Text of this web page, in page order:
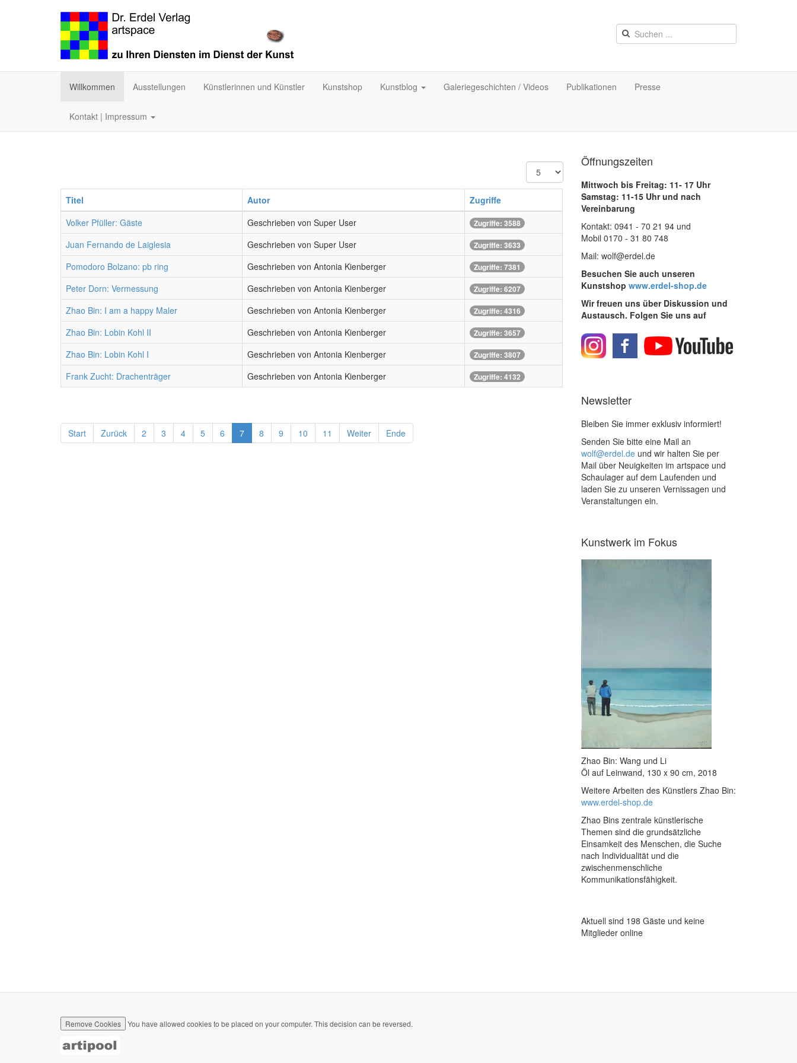
Willkommen Ausstellungen Künstlerinnen und Künstler Kunstshop Kunstblog Galeriegeschichten / Videos Publikationen Presse
Kontakt | Impressum
Anzeige
#
Titel
Autor
Zugriffe
Volker Pfüller: Gäste
Geschrieben von Super User Zugriffe: 3588
Juan Fernando de Laiglesia Geschrieben von Super User Zugriffe: 3633
Pomodoro Bolzano: pb ring Geschrieben von Antonia Kienberger Zugriffe: 7381
Peter Dorn: Vermessung Geschrieben von Antonia Kienberger Zugriffe: 6207
Zhao Bin: I am a happy Maler Geschrieben von Antonia Kienberger Zugriffe: 4316
Zhao Bin: Lobin Kohl II Geschrieben von Antonia Kienberger Zugriffe: 3657
Zhao Bin: Lobin Kohl I Geschrieben von Antonia Kienberger Zugriffe: 3807
Frank Zucht: Drachenträger Geschrieben von Antonia Kienberger Zugriffe: 4132
Start Zurück 2 3 4 5 6 7 8 9 10 11 Weiter Ende
Öffnungszeiten
Mittwoch bis Freitag: 11- 17 Uhr
Samstag: 11-15 Uhr und nach
Vereinbarung
Kontakt: 0941 - 70 21 94 und
Mobil 0170 - 31 80 748
Mail: wolf@erdel.de
Besuchen Sie auch unseren
Kunstshop www.erdel-shop.de
Wir freuen uns über Diskussion und
Austausch. Folgen Sie uns auf
Newsletter
Bleiben Sie immer exklusiv informiert!
Senden Sie bitte eine Mail an
wolf@erdel.deund wir halten Sie per
Mail über Neuigkeiten im artspace und
Schaulager auf dem Laufenden und
laden Sie zu unseren Vernissagen und
Veranstaltungen ein.
Kunstwerk im Fokus
Zhao Bin: Wang und Li
Öl auf Leinwand, 130 x 90 cm, 2018
Weitere Arbeiten des Künstlers Zhao Bin:
www.erdel-shop.de
Zhao Bins zentrale künstlerische
Themen sind die grundsätzliche
Einsamkeit des Menschen, die Suche
nach Individualität und die
zwischenmenschliche
Kommunikationsfähigkeit.
Aktuell sind 198 Gäste und keine
Mitglieder online
Remove Cookies You have allowed cookies to be placed on your computer. This decision can be reversed.